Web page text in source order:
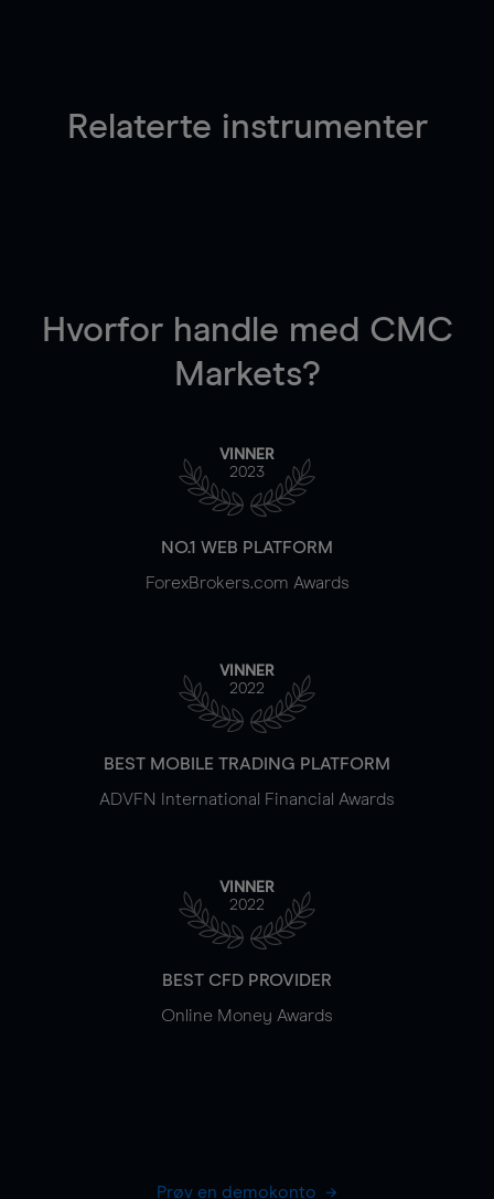
Relaterte instrumenter
Hvorfor handle med CMC
Markets?
VINNER
2023
NO.1 WEB PLATFORM
ForexBrokers.com Awards
VINNER
2022
BEST MOBILE TRADING PLATFORM
ADVFN International Financial Awards
VINNER
2022
BEST CFD PROVIDER
Online Money Awards
Prøv en demokonto